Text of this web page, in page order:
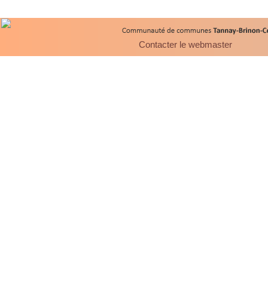
Contacter le webmaster